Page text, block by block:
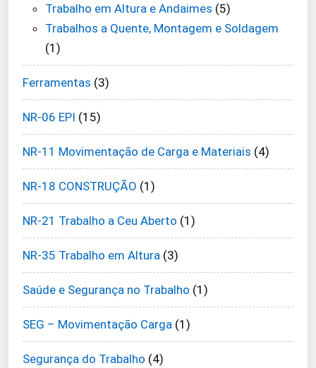
Trabalho em Altura e Andaimes (5)
Trabalhos a Quente, Montagem e Soldagem
(1)
Ferramentas (3)
NR-06 EPI (15)
NR-11 Movimentação de Carga e Materiais (4)
NR-18 CONSTRUÇÃO (1)
NR-21 Trabalho a Ceu Aberto (1)
NR-35 Trabalho em Altura (3)
Saúde e Segurança no Trabalho (1)
SEG – Movimentação Carga (1)
Segurança do Trabalho (4)